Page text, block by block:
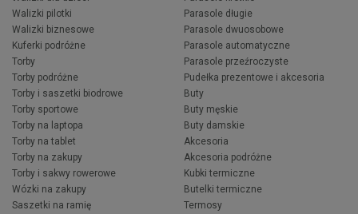
Walizki pilotki
Walizki biznesowe
Kuferki podróżne
Torby
Torby podróżne
Torby i saszetki biodrowe
Torby sportowe
Torby na laptopa
Torby na tablet
Torby na zakupy
Torby i sakwy rowerowe
Wózki na zakupy
Saszetki na ramię
Parasole długie
Parasole dwuosobowe
Parasole automatyczne
Parasole przeźroczyste
Pudełka prezentowe i akcesoria
Buty
Buty męskie
Buty damskie
Akcesoria
Akcesoria podróżne
Kubki termiczne
Butelki termiczne
Termosy